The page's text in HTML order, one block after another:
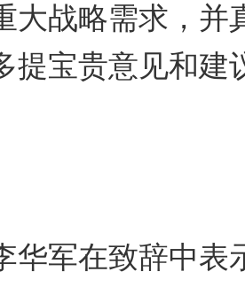
大战略需求，并
提宝贵意见和建
军在致辞中表